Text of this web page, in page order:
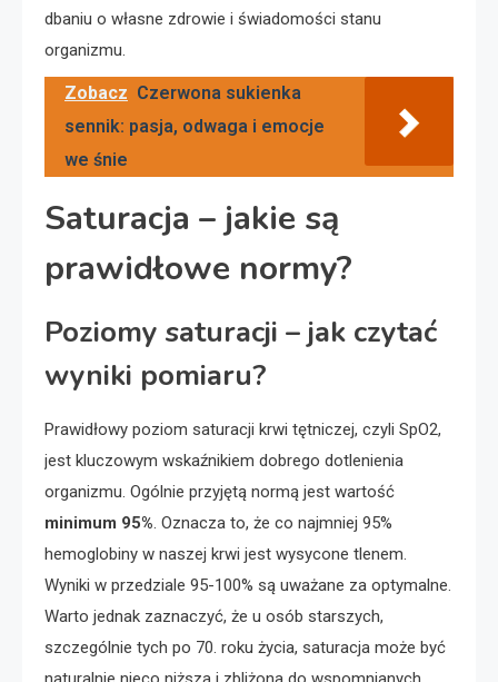
dbaniu o własne zdrowie i świadomości stanu
organizmu.
Zobacz Czerwona sukienka
sennik: pasja, odwaga i emocje
we śnie
Saturacja – jakie są
prawidłowe normy?
Poziomy saturacji – jak czytać
wyniki pomiaru?
Prawidłowy poziom saturacji krwi tętniczej, czyli SpO2,
jest kluczowym wskaźnikiem dobrego dotlenienia
organizmu. Ogólnie przyjętą normą jest wartość
minimum 95%. Oznacza to, że co najmniej 95%
hemoglobiny w naszej krwi jest wysycone tlenem.
Wyniki w przedziale 95-100% są uważane za optymalne.
Warto jednak zaznaczyć, że u osób starszych,
szczególnie tych po 70. roku życia, saturacja może być